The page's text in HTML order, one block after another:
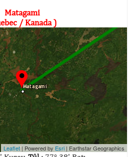
Matagami
/ Kanada )
Leaflet| Powered by Esri | Earthstar Geographics